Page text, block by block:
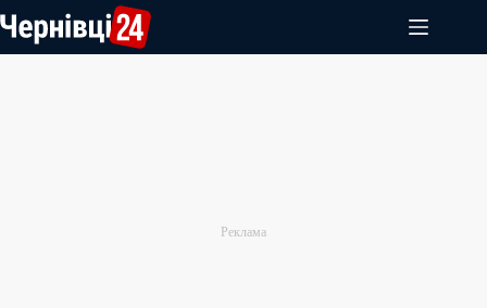
до
вмісту